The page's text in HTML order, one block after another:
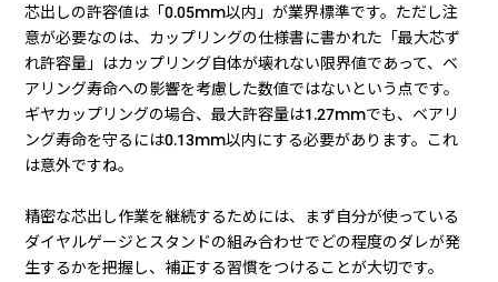
芯出しの許容値は「0.05mm以内」が業界標準です。ただし注
意が必要なのは、カップリングの仕様書に書かれた「最大芯ず
れ許容量」はカップリング自体が壊れない限界値であって、ベ
アリング寿命への影響を考慮した数値ではないという点です。
ギヤカップリングの場合、最大許容量は1.27mmでも、ベアリ
ング寿命を守るには0.13mm以内にする必要があります。これ
は意外ですね。
精密な芯出し作業を継続するためには、まず自分が使っている
ダイヤルゲージとスタンドの組み合わせでどの程度のダレが発
生するかを把握し、補正する習慣をつけることが大切です。